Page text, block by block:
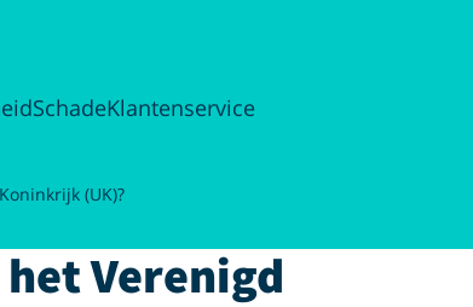
SchadeKlantenservice
(UK)?
Verenigd